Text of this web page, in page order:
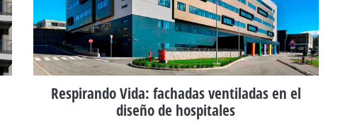
Respirando Vida: fachadas ventiladas en el
diseño de hospitales